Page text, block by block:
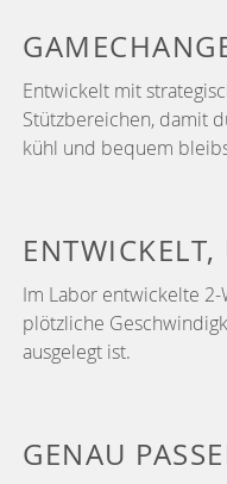
Entwickelt mit
Stützbereichen, damit
kühl und bequem
ENTWICKELT,
Im Labor entwickelte
plötzliche
ausgelegt ist.
GENAU